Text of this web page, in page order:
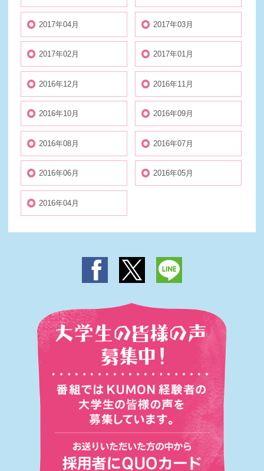
2017年04月 2017年03月
2017年02月 2017年01月
2016年12月 2016年11月
2016年10月 2016年09月
2016年08月 2016年07月
2016年06月 2016年05月
2016年04月